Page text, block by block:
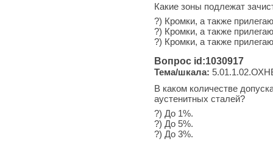
Какие зоны подлежат
?) Кромки, а также
?) Кромки, а также
?) Кромки, а также
Вопрос id:1030917
Тема/шкала:
В каком количестве
аустенитных сталей?
?) До 1%.
?) До 5%.
?) До 3%.